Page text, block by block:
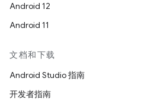
Android 12
Android 11
文档和下载
Android Studio 指南
开发者指南